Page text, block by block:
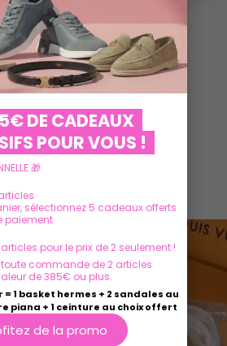
VOIR PLUS
DE CADEAUX
POUR VOUS !
🎁
sélectionnez 5 cadeaux offerts
paiement
pour le prix de 2 seulement !
commande de 2 articles
de 385€ ou plus.
1 basket hermes + 2 sandales au
piana + 1 ceinture au choix offert
de la promo